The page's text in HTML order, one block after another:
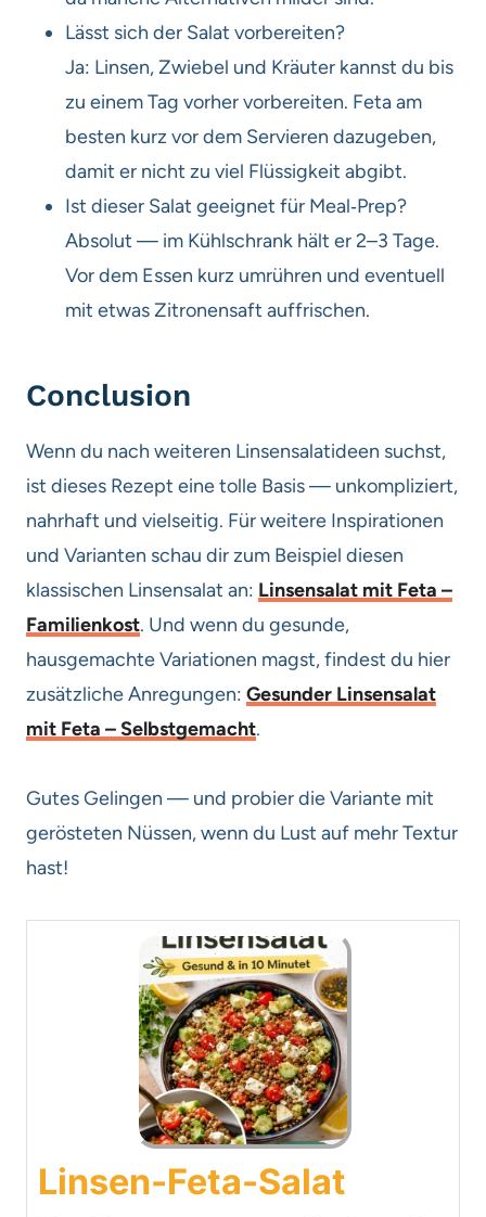
Lässt sich der Salat vorbereiten?
Ja: Linsen, Zwiebel und Kräuter kannst du bis
zu einem Tag vorher vorbereiten. Feta am
besten kurz vor dem Servieren dazugeben,
damit er nicht zu viel Flüssigkeit abgibt.
Ist dieser Salat geeignet für Meal‑Prep?
Absolut — im Kühlschrank hält er 2–3 Tage.
Vor dem Essen kurz umrühren und eventuell
mit etwas Zitronensaft auffrischen.
Conclusion
Wenn du nach weiteren Linsensalatideen suchst,
ist dieses Rezept eine tolle Basis — unkompliziert,
nahrhaft und vielseitig. Für weitere Inspirationen
und Varianten schau dir zum Beispiel diesen
klassischen Linsensalat an: Linsensalat mit Feta –
Familienkost. Und wenn du gesunde,
hausgemachte Variationen magst, findest du hier
zusätzliche Anregungen: Gesunder Linsensalat
mit Feta – Selbstgemacht.
Gutes Gelingen — und probier die Variante mit
gerösteten Nüssen, wenn du Lust auf mehr Textur
hast!
Linsen-Feta-Salat